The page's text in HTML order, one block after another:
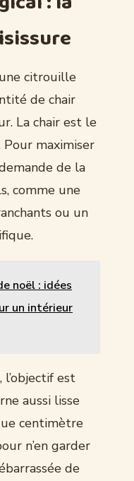
citrouille
de chair
La chair est le
Pour maximiser
de la
comme une
ou un
noël : idées
un intérieur
l’objectif est
aussi lisse
centimètre
n’en garder
de